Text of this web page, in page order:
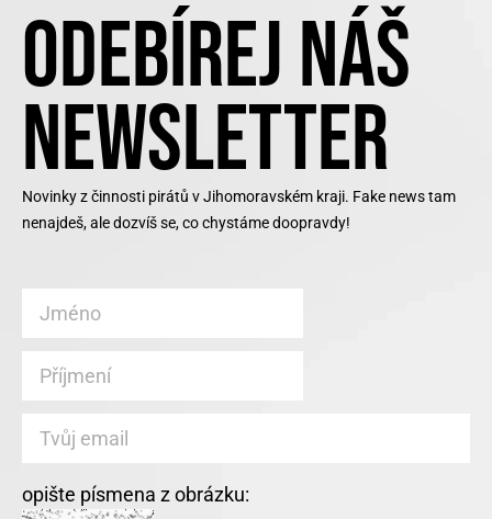
ODEBÍREJ NÁŠ
NEWSLETTER
Novinky z činnosti pirátů v Jihomoravském kraji. Fake news tam
nenajdeš, ale dozvíš se, co chystáme doopravdy!
opište písmena z obrázku: